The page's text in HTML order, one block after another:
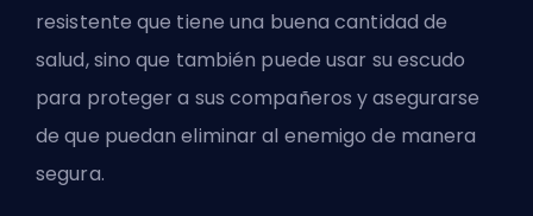
resistente que tiene una buena cantidad de
salud, sino que también puede usar su escudo
para proteger a sus compañeros y asegurarse
de que puedan eliminar al enemigo de manera
segura.